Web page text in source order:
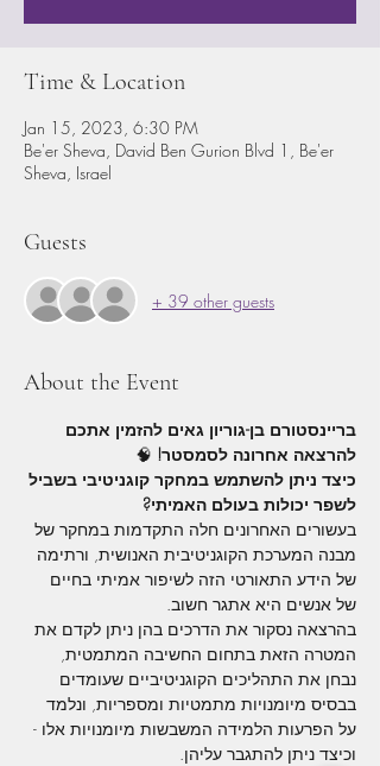
Time & Location
Jan 15, 2023, 6:30 PM
Be'er Sheva, David Ben Gurion Blvd 1, Be'er
Sheva, Israel
Guests
+ 39 other guests
About the Event
בריינסטורם בן-גוריון גאים להזמין אתכם
להרצאה אחרונה לסמסטר! 🧠
כיצד ניתן להשתמש במחקר קוגניטיבי בשביל
לשפר יכולות בעולם האמיתי?
בעשורים האחרונים חלה התקדמות במחקר של
מבנה המערכת הקוגניטיבית האנושית, ורתימה
של הידע התאורטי הזה לשיפור אמיתי בחיים
של אנשים היא אתגר חשוב.
בהרצאה נסקור את הדרכים בהן ניתן לקדם את
המטרה הזאת בתחום החשיבה המתמטית,
נבחן את התהליכים הקוגניטיביים שעומדים
בבסיס מיומנויות מתמטיות ומספריות, ונלמד
על הפרעות הלמידה המשבשות מיומנויות אלו -
וכיצד ניתן להתגבר עליהן.